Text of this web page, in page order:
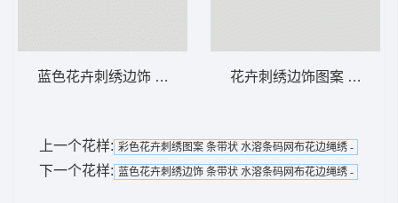
蓝色花卉刺绣边饰 条带状 水溶条码网布花边
花卉刺绣边饰图案 条带状
上一个花样: 彩色花卉刺绣图案 条带状 水溶条码网布花边绳绣 -
下一个花样: 蓝色花卉刺绣边饰 条带状 水溶条码网布花边绳绣 -